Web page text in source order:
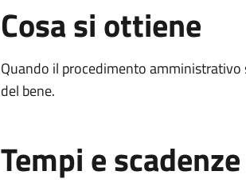
Cosa si ottiene
Quando il procedimento
del bene.
Tempi e scadenze